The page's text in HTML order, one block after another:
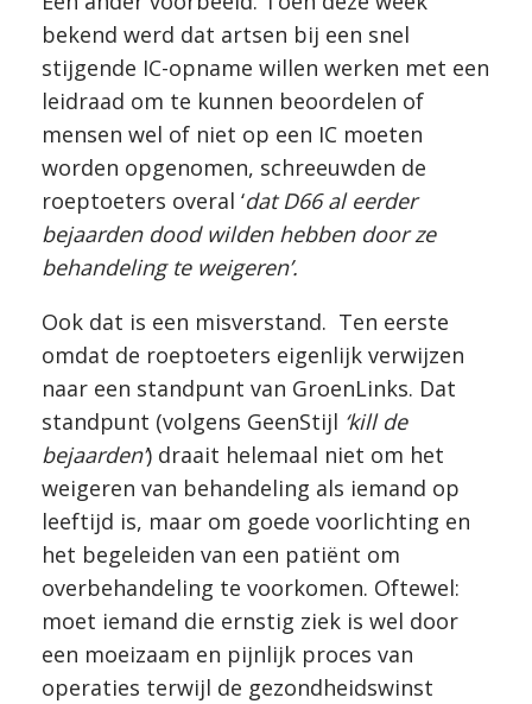
bekend werd dat artsen bij een snel
stijgende IC-opname willen werken met een
leidraad om te kunnen beoordelen of
mensen wel of niet op een IC moeten
worden opgenomen, schreeuwden de
roeptoeters overal ‘dat D66 al eerder
bejaarden dood wilden hebben door ze
behandeling te weigeren’.
Ook dat is een misverstand. Ten eerste
omdat de roeptoeters eigenlijk verwijzen
naar een standpunt van GroenLinks. Dat
standpunt (volgens GeenStijl ‘kill de
bejaarden’) draait helemaal niet om het
weigeren van behandeling als iemand op
leeftijd is, maar om goede voorlichting en
het begeleiden van een patiënt om
overbehandeling te voorkomen. Oftewel:
moet iemand die ernstig ziek is wel door
een moeizaam en pijnlijk proces van
operaties terwijl de gezondheidswinst